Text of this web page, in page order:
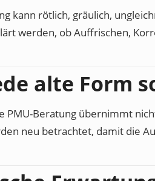
kann rötlich, gräulich,
werden, ob Auffrischen,
alte Form
PMU-Beratung übernimmt
neu betrachtet, damit die